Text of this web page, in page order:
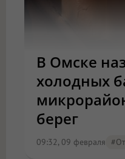
В Омске
холодных
берег
09:32, 09 февраля